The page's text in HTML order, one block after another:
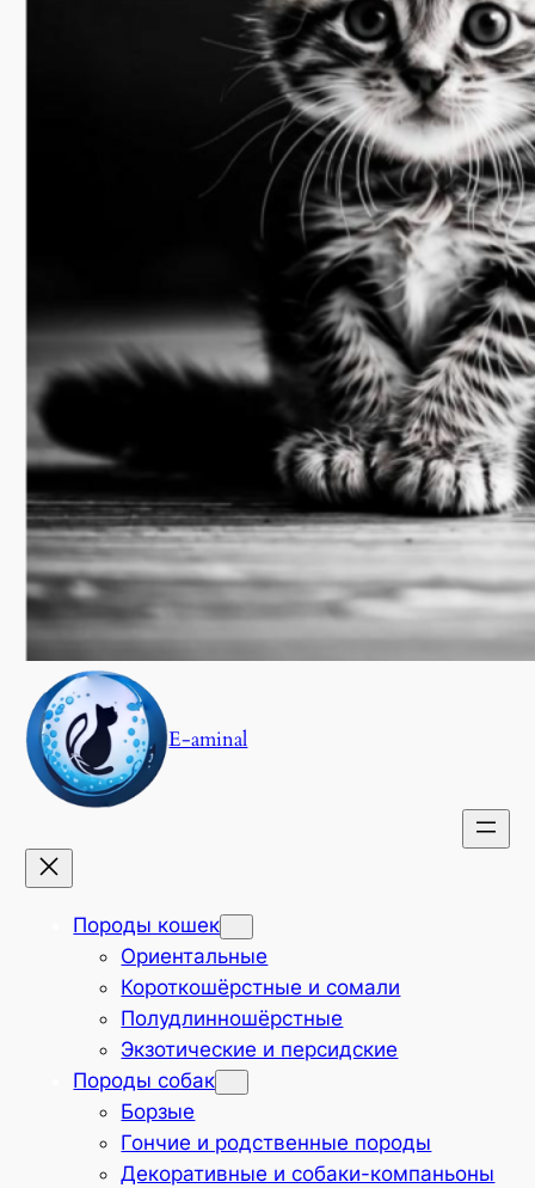
E-aminal
Породы кошек
Ориентальные
Короткошёрстные и сомали
Полудлинношёрстные
Экзотические и персидские
Породы собак
Борзые
Гончие и родственные породы
Декоративные и собаки-компаньоны